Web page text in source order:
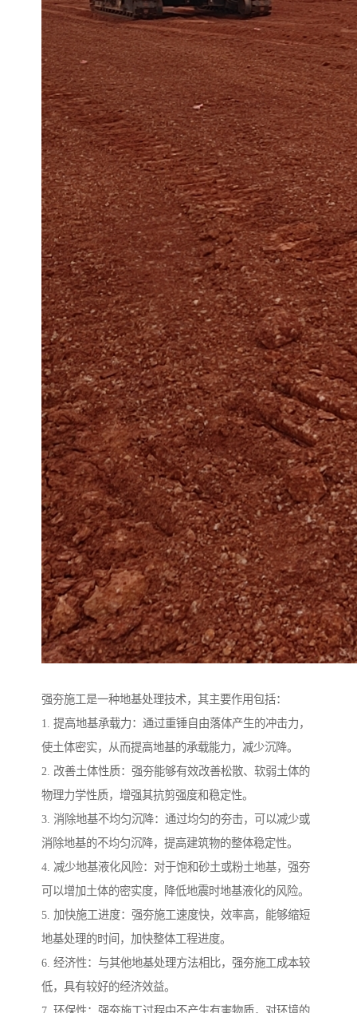
强夯施工是一种地基处理技术，其主要作用包括：
1. 提高地基承载力：通过重锤自由落体产生的冲击力，
使土体密实，从而提高地基的承载能力，减少沉降。
2. 改善土体性质：强夯能够有效改善松散、软弱土体的
物理力学性质，增强其抗剪强度和稳定性。
3. 消除地基不均匀沉降：通过均匀的夯击，可以减少或
消除地基的不均匀沉降，提高建筑物的整体稳定性。
4. 减少地基液化风险：对于饱和砂土或粉土地基，强夯
可以增加土体的密实度，降低地震时地基液化的风险。
5. 加快施工进度：强夯施工速度快，效率高，能够缩短
地基处理的时间，加快整体工程进度。
6. 经济性：与其他地基处理方法相比，强夯施工成本较
低，具有较好的经济效益。
7. 环保性：强夯施工过程中不产生有害物质，对环境的